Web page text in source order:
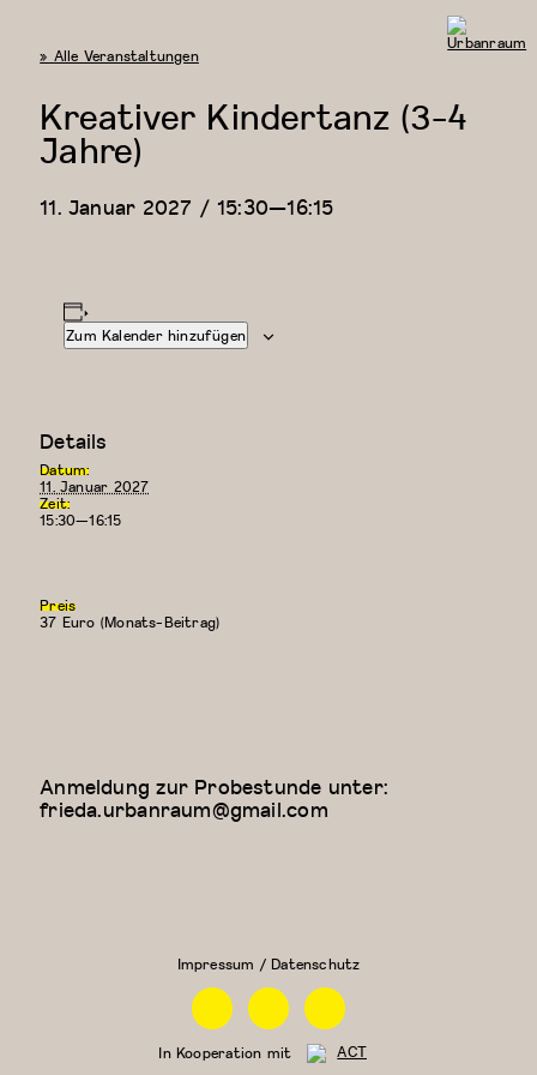
« Alle Veranstaltungen
Kreativer Kindertanz (3-4
Jahre)
11. Januar 2027 / 15:30—16:15
Anmeldung zur Probestunde unter:
frieda.urbanraum@gmail.com
Zum Kalender hinzufügen
Details
Datum:
11. Januar 2027
Zeit:
15:30—16:15
Preis
37 Euro (Monats-Beitrag)
Impressum / Datenschutz
FacebookInstagramLinkedin
In Kooperation mit